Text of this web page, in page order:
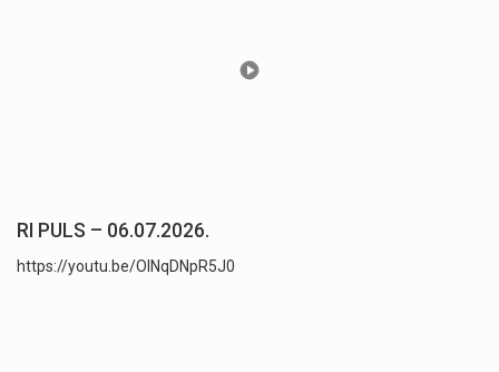
RI PULS – 06.07.2026.
https://youtu.be/OlNqDNpR5J0